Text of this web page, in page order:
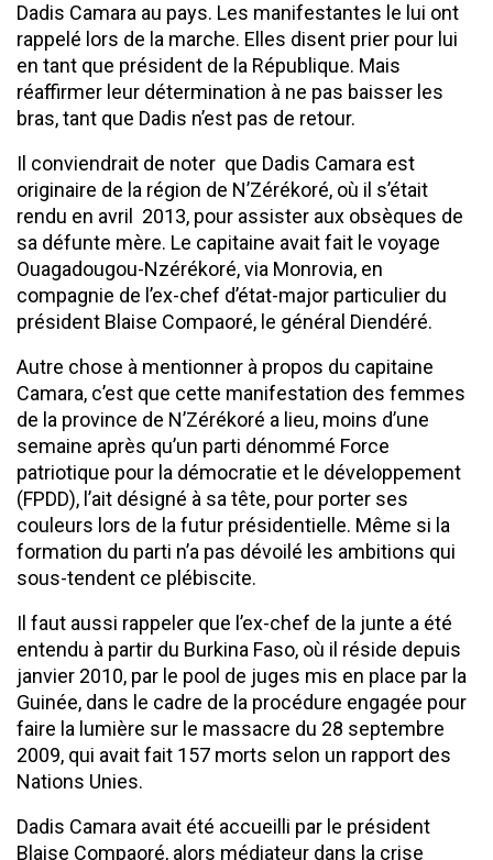
Dadis Camara au pays. Les manifestantes le lui ont
rappelé lors de la marche. Elles disent prier pour lui
en tant que président de la République. Mais
réaffirmer leur détermination à ne pas baisser les
bras, tant que Dadis n’est pas de retour.
Il conviendrait de noter que Dadis Camara est
originaire de la région de N’Zérékoré, où il s’était
rendu en avril 2013, pour assister aux obsèques de
sa défunte mère. Le capitaine avait fait le voyage
Ouagadougou-Nzérékoré, via Monrovia, en
compagnie de l’ex-chef d’état-major particulier du
président Blaise Compaoré, le général Diendéré.
Autre chose à mentionner à propos du capitaine
Camara, c’est que cette manifestation des femmes
de la province de N’Zérékoré a lieu, moins d’une
semaine après qu’un parti dénommé Force
patriotique pour la démocratie et le développement
(FPDD), l’ait désigné à sa tête, pour porter ses
couleurs lors de la futur présidentielle. Même si la
formation du parti n’a pas dévoilé les ambitions qui
sous-tendent ce plébiscite.
Il faut aussi rappeler que l’ex-chef de la junte a été
entendu à partir du Burkina Faso, où il réside depuis
janvier 2010, par le pool de juges mis en place par la
Guinée, dans le cadre de la procédure engagée pour
faire la lumière sur le massacre du 28 septembre
2009, qui avait fait 157 morts selon un rapport des
Nations Unies.
Dadis Camara avait été accueilli par le président
Blaise Compaoré, alors médiateur dans la crise